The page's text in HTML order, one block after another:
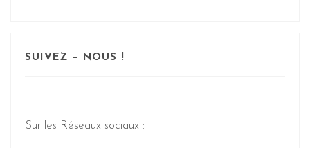
SUIVEZ – NOUS !
Sur les Réseaux sociaux :